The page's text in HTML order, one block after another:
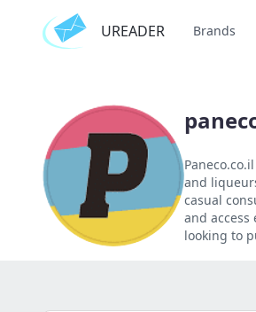
UREADER Brands
and
casual
and access
looking to